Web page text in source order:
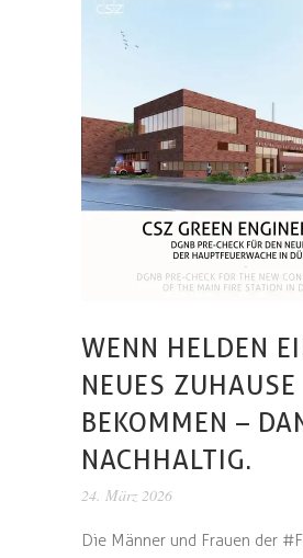
WENN HELDEN
NEUES ZUHAUSE
BEKOMMEN –
NACHHALTIG.
24. März 2026
Die Männer und Frauen der